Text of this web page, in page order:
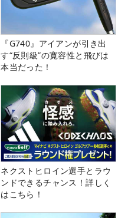
『G740』アイアンが引き出
す“反則級”の寛容性と飛びは
本当だった！
ネクストヒロイン選手とラウ
ンドできるチャンス！詳しく
はこちら！